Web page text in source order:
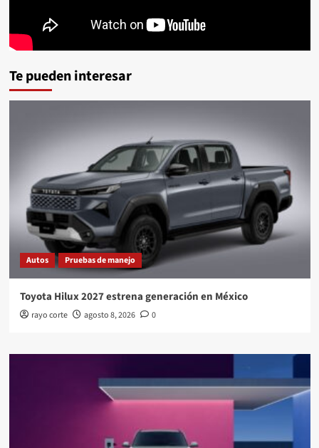
Te pueden interesar
Autos Pruebas de manejo
Toyota Hilux 2027 estrena generación en México
rayo corte agosto 8, 2026 0